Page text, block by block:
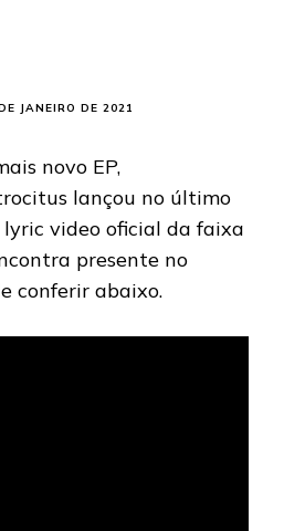
JANEIRO DE 2021
novo EP,
lançou no último
video oficial da faixa
presente no
conferir abaixo.